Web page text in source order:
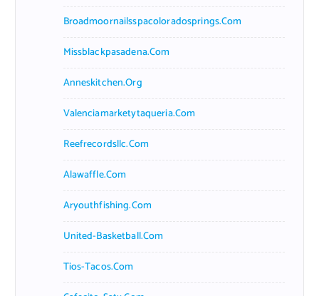
Broadmoornailsspacoloradosprings.com
Missblackpasadena.com
Anneskitchen.org
Valenciamarketytaqueria.com
Reefrecordsllc.com
Alawaffle.com
Aryouthfishing.com
United-Basketball.com
Tios-Tacos.com